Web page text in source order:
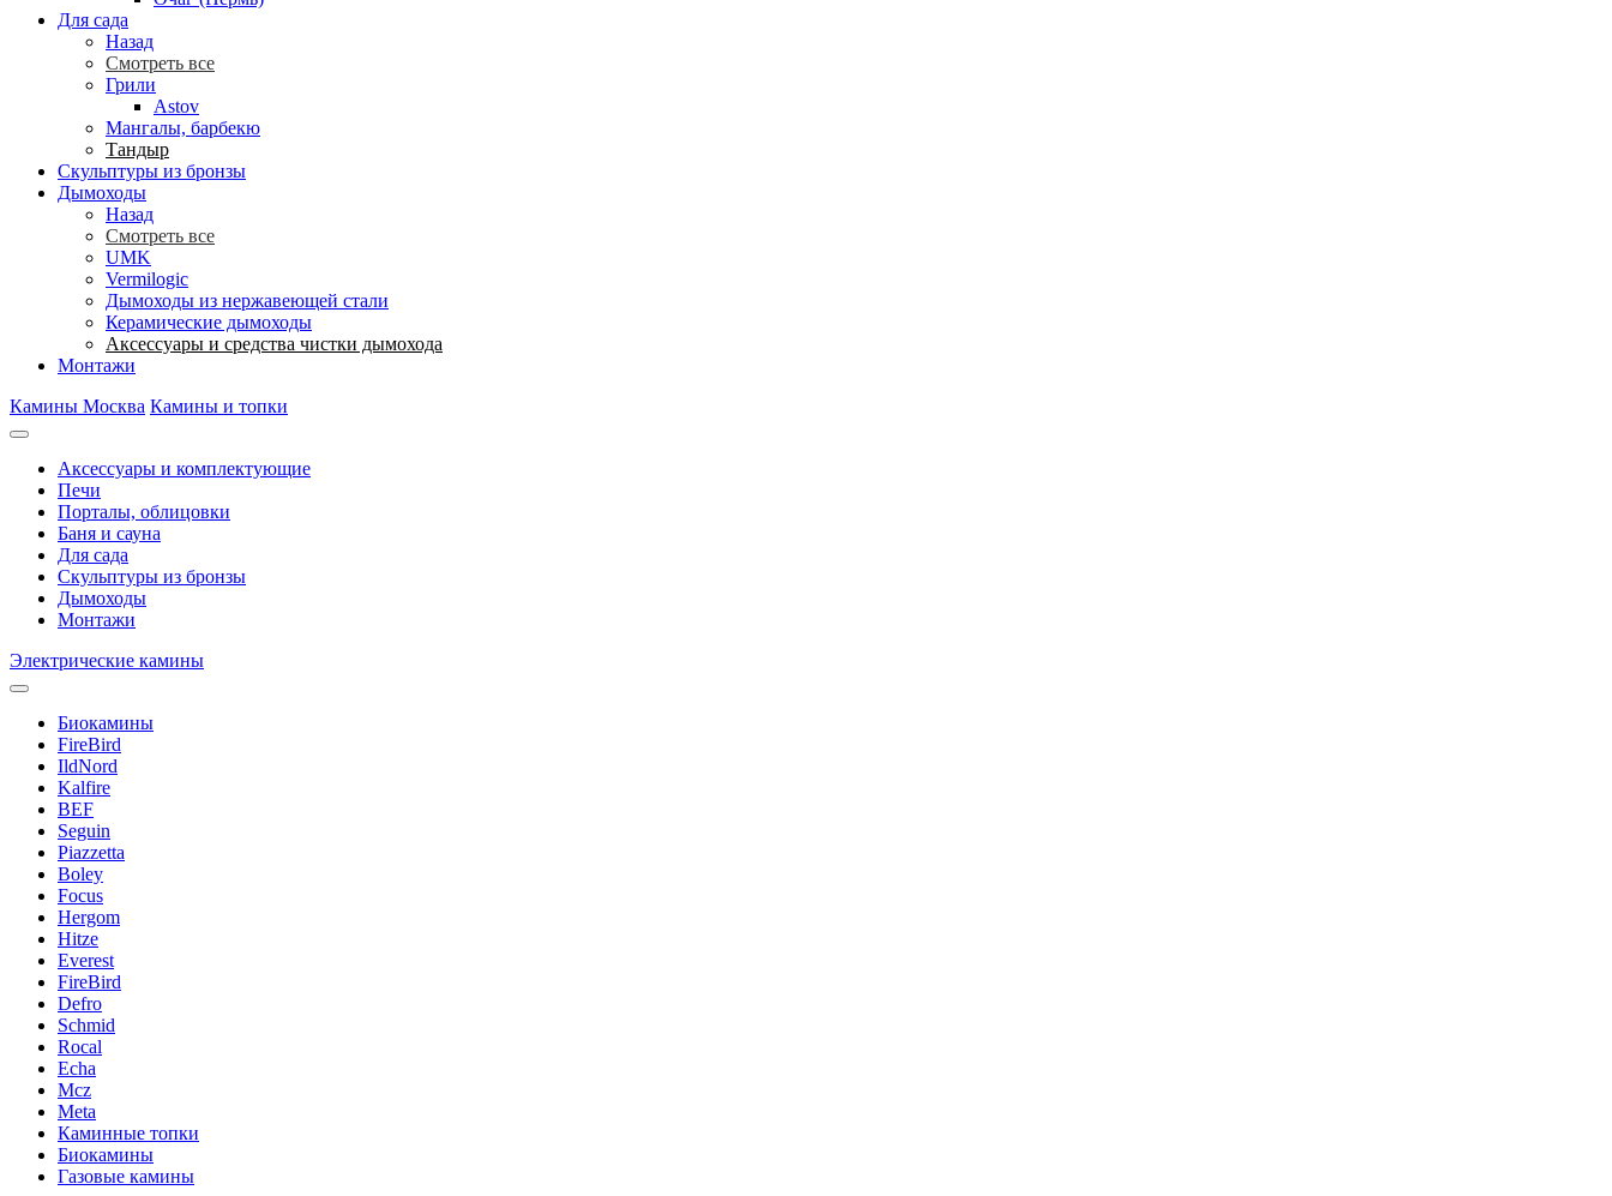
Для сада
Назад
Смотреть все
Грили
Astov
Мангалы, барбекю
Тандыр
Скульптуры из бронзы
Дымоходы
Назад
Смотреть все
UMK
Vermilogic
Дымоходы из нержавеющей стали
Керамические дымоходы
Аксессуары и средства чистки дымохода
Монтажи
Камины Москва Камины и топки
Аксессуары и комплектующие
Печи
Порталы, облицовки
Баня и сауна
Для сада
Скульптуры из бронзы
Дымоходы
Монтажи
Электрические камины
Биокамины
FireBird
IldNord
Kalfire
BEF
Seguin
Piazzetta
Boley
Focus
Hergom
Hitze
Everest
FireBird
Defro
Schmid
Rocal
Echa
Mcz
Meta
Каминные топки
Биокамины
Газовые камины